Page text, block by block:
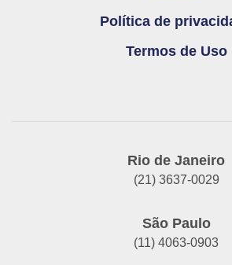
Política de
Termos de Uso
Rio de Janeiro
(21) 3637-0029
São Paulo
(11) 4063-0903